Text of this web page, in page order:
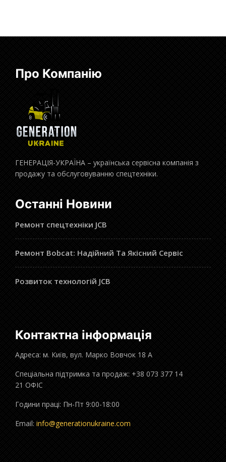
Про Компанію
ГЕНЕРАЦІЯ-УКРАЇНА – українська сервісна компанія з
продажу та обслуговуванню спецтехніки.
Останні Новини
Ремонт спецтехніки JCB
Ремонт Bobcat: Надійний Та Якісний Сервіс
Розвиток технологій JCB
Контактна інформація
Адреса: м. Київ, вул. Марко Вовчок 18 А
Спеціальна підтримка та продаж: +38 073 377 14
21 ОФІС
Години праці: Пн-Пт 9:00-18:00
Email: info@generationukraine.com